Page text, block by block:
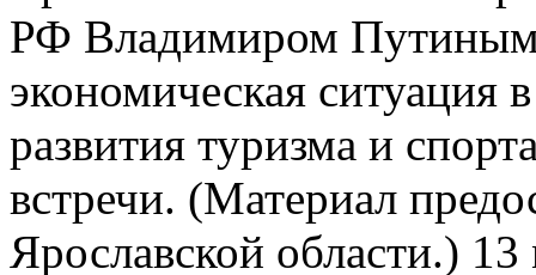
РФ Владимиром
экономическая ситуация
развития туризма и
встречи. (Материал
Ярославской области.) 13